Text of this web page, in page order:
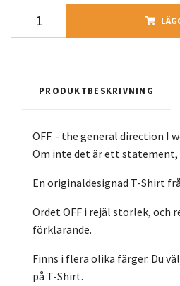
PRODUKTBESKRIVNING
OFF. - the general direction I
Om inte det är ett statement,
En originaldesignad T-Shirt
Ordet OFF i rejäl storlek, och
förklarande.
Finns i flera olika färger. Du
på T-Shirt.